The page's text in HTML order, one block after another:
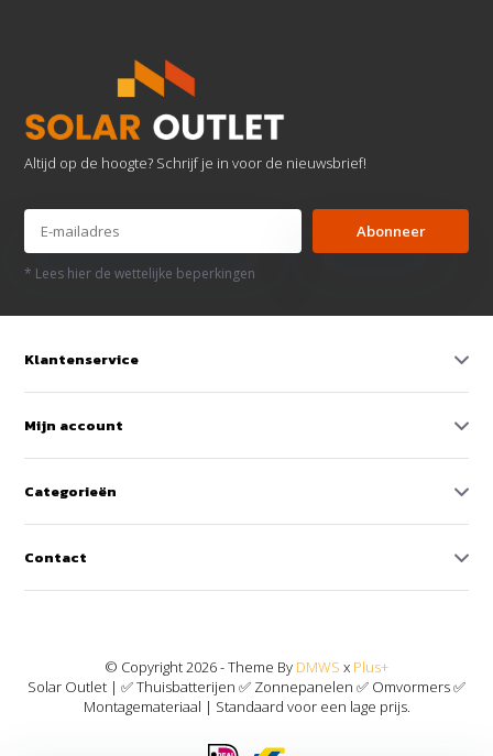
Altijd op de hoogte? Schrijf je in voor de nieuwsbrief!
Abonneer
* Lees hier de wettelijke beperkingen
Klantenservice
Mijn account
Categorieën
Contact
© Copyright 2026 - Theme By DMWS x Plus+
Solar Outlet | ✅ Thuisbatterijen ✅ Zonnepanelen ✅ Omvormers ✅
Montagemateriaal | Standaard voor een lage prijs.